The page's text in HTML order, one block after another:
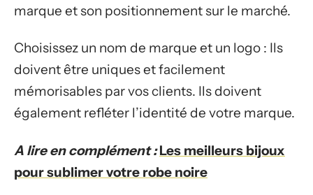
marque et son positionnement sur le marché.
Choisissez un nom de marque et un logo : Ils
doivent être uniques et facilement
mémorisables par vos clients. Ils doivent
également refléter l’identité de votre marque.
A lire en complément : Les meilleurs bijoux
pour sublimer votre robe noire